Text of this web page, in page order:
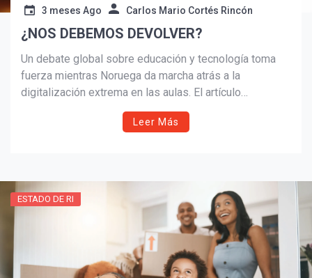
3 meses Ago Carlos Mario Cortés Rincón
¿NOS DEBEMOS DEVOLVER?
Un debate global sobre educación y tecnología toma
fuerza mientras Noruega da marcha atrás a la
digitalización extrema en las aulas. El artículo
reflexiona sobre la pérdida de lectura, escritura y
comunicación humana en una sociedad cada vez más
Leer Más
ESTADO DE RI